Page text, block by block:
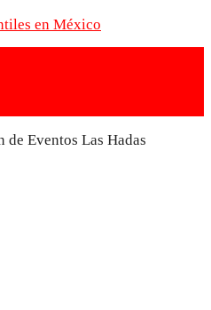
de Eventos Las Hadas